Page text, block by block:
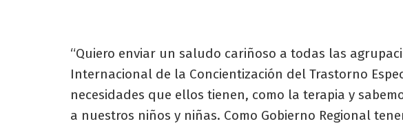
“Quiero enviar un saludo cariñoso a todas las
Internacional de la Concientización del Trastorno
necesidades que ellos tienen, como la terapia y
a nuestros niños y niñas. Como Gobierno Regional